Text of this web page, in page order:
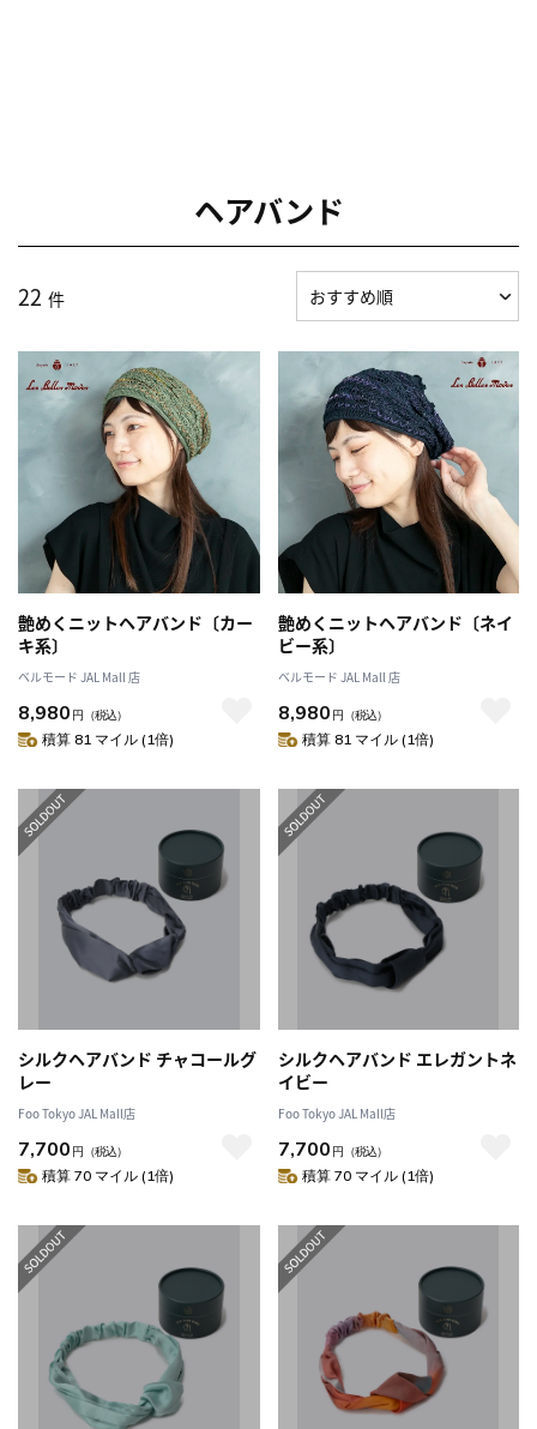
ヘアバンド
22 件
艶めくニットヘアバンド〔カー
キ系〕
ベルモード JAL Mall 店
8,980 円 （税込）
積算 81 マイル (1倍)
艶めくニットヘアバンド〔ネイ
ビー系〕
ベルモード JAL Mall 店
8,980 円 （税込）
積算 81 マイル (1倍)
シルクヘアバンド チャコールグ
レー
Foo Tokyo JAL Mall店
7,700 円 （税込）
積算 70 マイル (1倍)
シルクヘアバンド エレガントネ
イビー
Foo Tokyo JAL Mall店
7,700 円 （税込）
積算 70 マイル (1倍)